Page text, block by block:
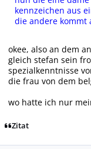
kennzeichen aus
die andere kommt
okee, also an dem
gleich stefan sein
spezialkenntnisse
die frau von dem
wo hatte ich nur
Zitat